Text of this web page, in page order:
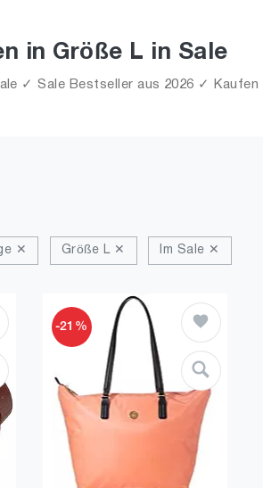
in Größe L in Sale
✓ Sale Bestseller aus 2026 ✓
✕ Größe L ✕ Im Sale ✕
-21%